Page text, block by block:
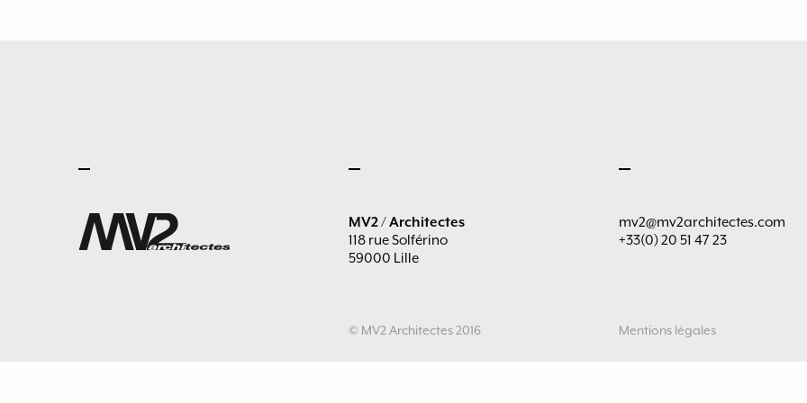
MV2 / Architectes
118 rue Solférino
59000 Lille
mv2@mv2architectes.com
+33(0) 20 51 47 23
© MV2 Architectes 2016 Mentions légales